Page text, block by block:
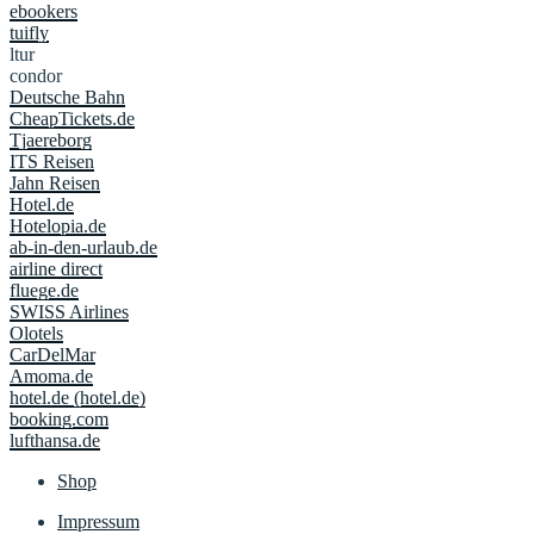
ebookers
tuifly
ltur
condor
Deutsche Bahn
CheapTickets.de
Tjaereborg
ITS Reisen
Jahn Reisen
Hotel.de
Hotelopia.de
ab-in-den-urlaub.de
airline direct
fluege.de
SWISS Airlines
Olotels
CarDelMar
Amoma.de
hotel.de (hotel.de)
booking.com
lufthansa.de
Shop
Impressum